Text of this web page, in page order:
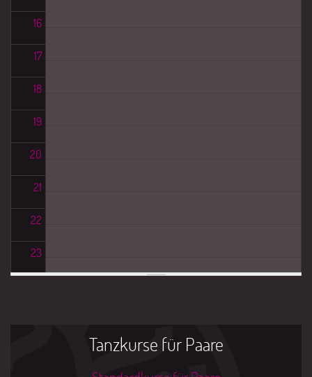
16
17
18
19
20
21
22
23
Tanzkurse für Paare